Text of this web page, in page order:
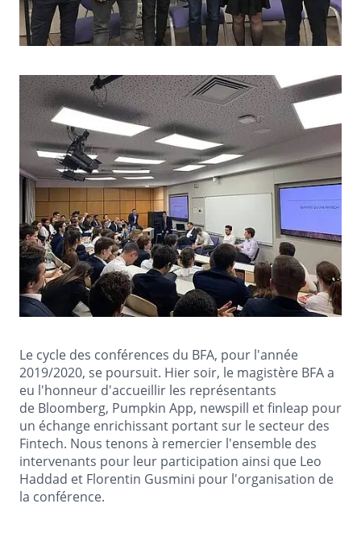
Le cycle des conférences du BFA, pour l'année
2019/2020, se poursuit. Hier soir, le magistère BFA a
eu l'honneur d'accueillir les représentants
de Bloomberg, Pumpkin App, newspill et finleap pour
un échange enrichissant portant sur le secteur des
Fintech. Nous tenons à remercier l'ensemble des
intervenants pour leur participation ainsi que Leo
Haddad et Florentin Gusmini pour l'organisation de
la conférence.